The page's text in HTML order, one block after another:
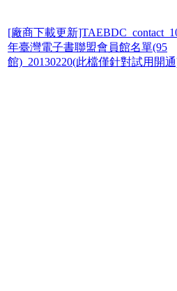
[廠商下載更新
年臺灣電子書聯盟會員館名單(95
館)_20130220(此檔僅針對試用開